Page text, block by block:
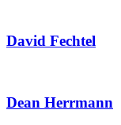
David Fechtel
Dean Herrmann